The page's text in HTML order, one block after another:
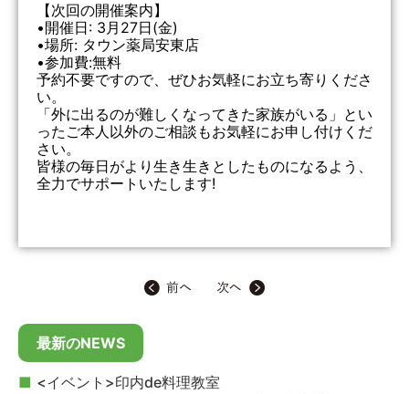
【次回の開催案内】
•開催日: 3月27日(金)
•場所: タウン薬局安東店
•参加費:無料
予約不要ですので、ぜひお気軽にお立ち寄りくださ
い。
「外に出るのが難しくなってきた家族がいる」とい
ったご本人以外のご相談もお気軽にお申し付けくだ
さい。
皆様の毎日がより生き生きとしたものになるよう、
全力でサポートいたします!
最新のNEWS
<イベント>印内de料理教室